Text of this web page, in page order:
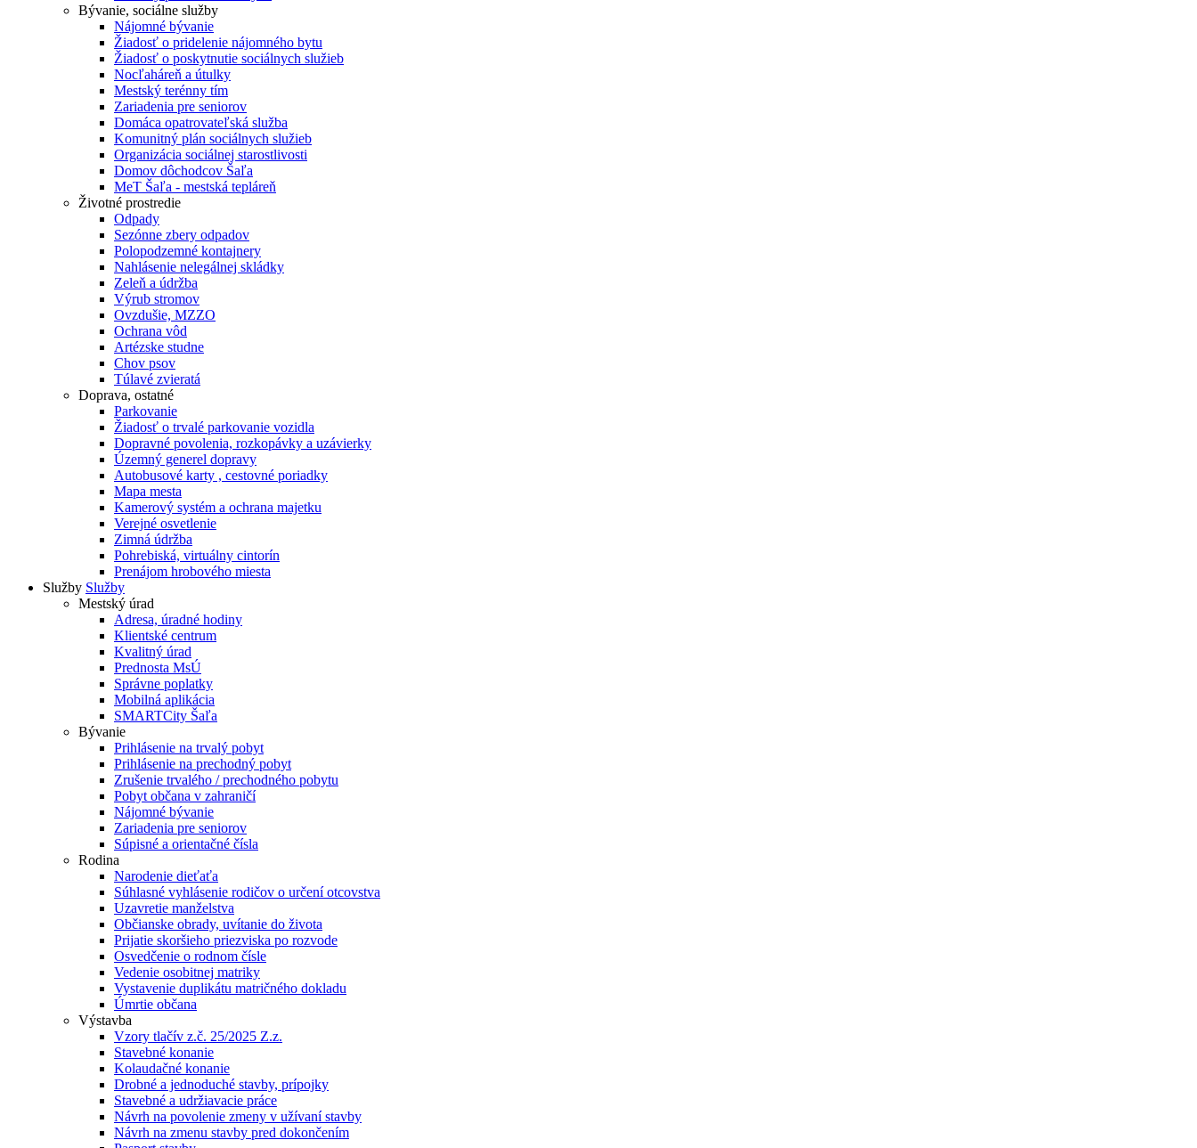
Bývanie, sociálne služby
Nájomné bývanie
Žiadosť o pridelenie nájomného bytu
Žiadosť o poskytnutie sociálnych služieb
Nocľaháreň a útulky
Mestský terénny tím
Zariadenia pre seniorov
Domáca opatrovateľská služba
Komunitný plán sociálnych služieb
Organizácia sociálnej starostlivosti
Domov dôchodcov Šaľa
MeT Šaľa - mestská tepláreň
Životné prostredie
Odpady
Sezónne zbery odpadov
Polopodzemné kontajnery
Nahlásenie nelegálnej skládky
Zeleň a údržba
Výrub stromov
Ovzdušie, MZZO
Ochrana vôd
Artézske studne
Chov psov
Túlavé zvieratá
Doprava, ostatné
Parkovanie
Žiadosť o trvalé parkovanie vozidla
Dopravné povolenia, rozkopávky a uzávierky
Územný generel dopravy
Autobusové karty , cestovné poriadky
Mapa mesta
Kamerový systém a ochrana majetku
Verejné osvetlenie
Zimná údržba
Pohrebiská, virtuálny cintorín
Prenájom hrobového miesta
Služby Služby
Mestský úrad
Adresa, úradné hodiny
Klientské centrum
Kvalitný úrad
Prednosta MsÚ
Správne poplatky
Mobilná aplikácia
SMARTCity Šaľa
Bývanie
Prihlásenie na trvalý pobyt
Prihlásenie na prechodný pobyt
Zrušenie trvalého / prechodného pobytu
Pobyt občana v zahraničí
Nájomné bývanie
Zariadenia pre seniorov
Súpisné a orientačné čísla
Rodina
Narodenie dieťaťa
Súhlasné vyhlásenie rodičov o určení otcovstva
Uzavretie manželstva
Občianske obrady, uvítanie do života
Prijatie skoršieho priezviska po rozvode
Osvedčenie o rodnom čísle
Vedenie osobitnej matriky
Vystavenie duplikátu matričného dokladu
Úmrtie občana
Výstavba
Vzory tlačív z.č. 25/2025 Z.z.
Stavebné konanie
Kolaudačné konanie
Drobné a jednoduché stavby, prípojky
Stavebné a udržiavacie práce
Návrh na povolenie zmeny v užívaní stavby
Návrh na zmenu stavby pred dokončením